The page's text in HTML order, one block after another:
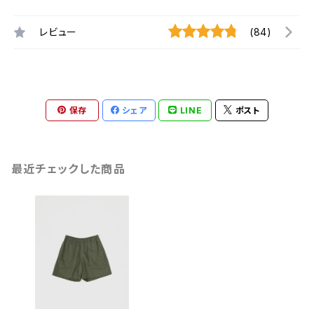
レビュー (84)
保存 シェア LINE ポスト
最近チェックした商品